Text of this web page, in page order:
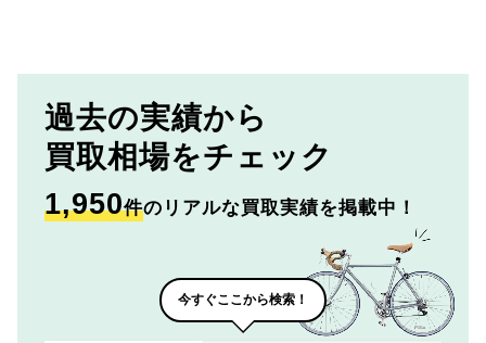
過去の実績から
買取相場をチェック
1,950件のリアルな買取実績を掲載中！
今すぐここから検索！